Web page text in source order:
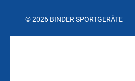
© 2026 BINDER SPORTGERÄTE